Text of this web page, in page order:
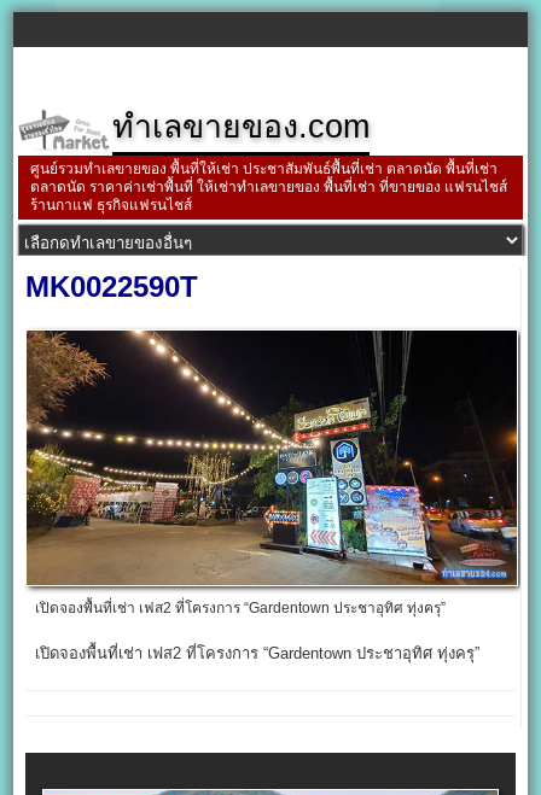
ทำเลขายของ.com
ศูนย์รวมทำเลขายของ พื้นที่ให้เช่า ประชาสัมพันธ์พื้นที่เช่า ตลาดนัด พื้นที่เช่า
ตลาดนัด ราคาค่าเช่าพื้นที่ ให้เช่าทำเลขายของ พื้นที่เช่า ที่ขายของ แฟรนไชส์
ร้านกาแฟ ธุรกิจแฟรนไชส์
MK0022590T
เปิดจองพื้นที่เช่า เฟส2 ที่โครงการ “Gardentown ประชาอุทิศ ทุ่งครุ”
เปิดจองพื้นที่เช่า เฟส2 ที่โครงการ “Gardentown ประชาอุทิศ ทุ่งครุ”